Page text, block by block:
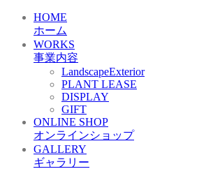
HOME
ホーム
WORKS
事業内容
LandscapeExterior
PLANT LEASE
DISPLAY
GIFT
ONLINE SHOP
オンラインショップ
GALLERY
ギャラリー